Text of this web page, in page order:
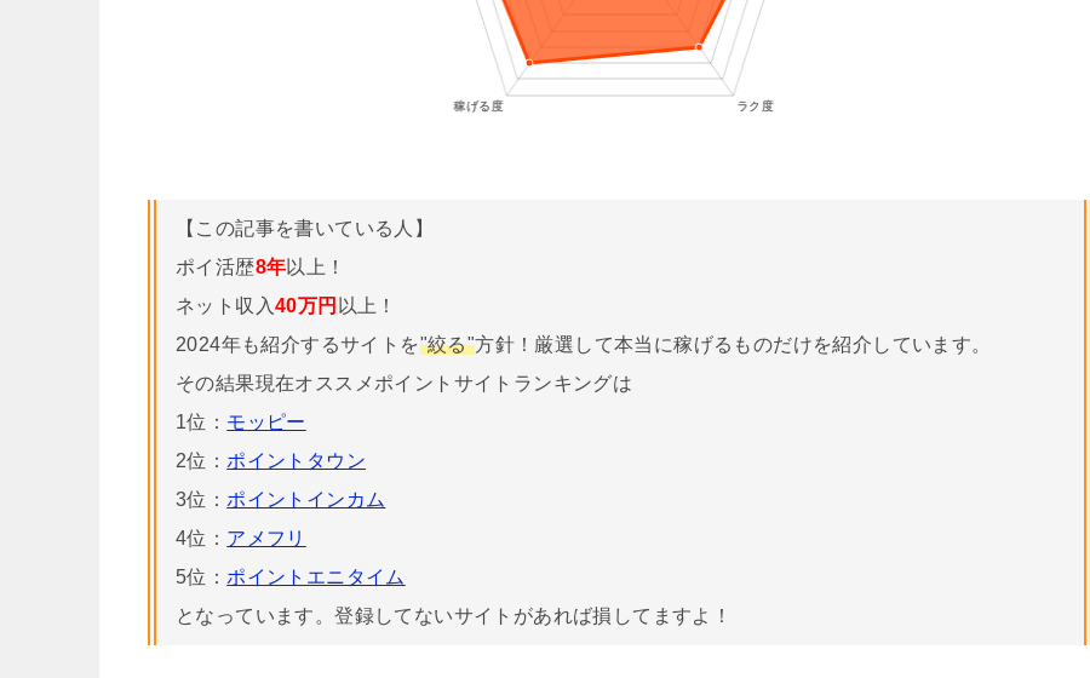
【この記事を書いている人】
ポイ活歴8年以上！
ネット収入40万円 以上！
2024年も紹介するサイトを"絞る"方針！厳選して本当に稼げるものだけを紹介しています。
その結果現在オススメポイントサイトランキングは
1位： モッピー
2位： ポイントタウン
3位： ポイントインカム
4位： アメフリ
5位： ポイントエニタイム
となっています。登録してないサイトがあれば損してますよ！